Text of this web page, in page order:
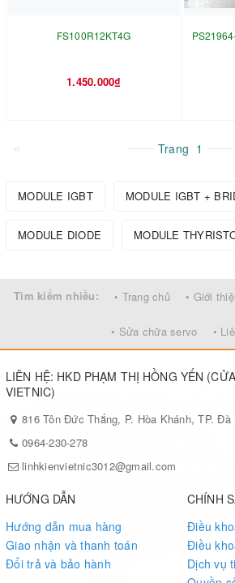
FS100R12KT4G
1.450.000₫
« Trang 1
MODULE IGBT MODULE IGBT +
MODULE DIODE MODULE
Tìm kiếm nhiều: • Trang chủ • Giới
• Sửa chữa servo •
LIÊN HỆ: HKD PHẠM THỊ HỒNG YẾN
VIETNIC)
816 Tôn Đức Thắng, P. Hòa Khánh, TP. Đà
0964-230-278
linhkienvietnic3012@gmail.com
HƯỚNG DẪN
Hướng dẫn mua hàng
Giao nhận và thanh toán
Đổi trả và bảo hành
CHÍNH
Điều
Điều
Dịch vụ